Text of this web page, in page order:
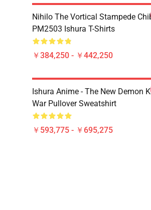
Nihilo The Vortical Stampede
PM2503 Ishura T-Shirts
￥384,250 - ￥442,250
Ishura Anime - The New Demon
War Pullover Sweatshirt
￥593,775 - ￥695,275